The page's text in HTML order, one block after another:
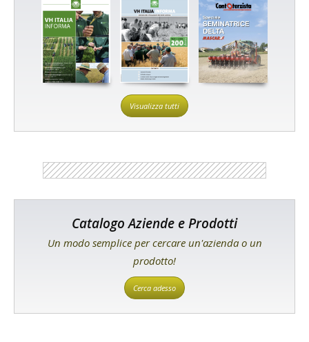
Visualizza tutti
Catalogo Aziende e Prodotti
Un modo semplice per cercare un'azienda o un
prodotto!
Cerca adesso